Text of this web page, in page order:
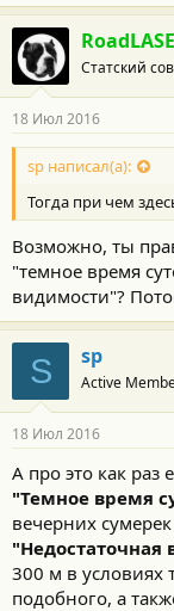
Статский
18 Июл 2016
sp написал(а):
Тогда при чем
Возможно, ты
"темное время
видимости"?
S sp
Active
18 Июл 2016
А про это как раз
"Темное время
вечерних
"Недостаточная
300 м в условиях
подобного, а